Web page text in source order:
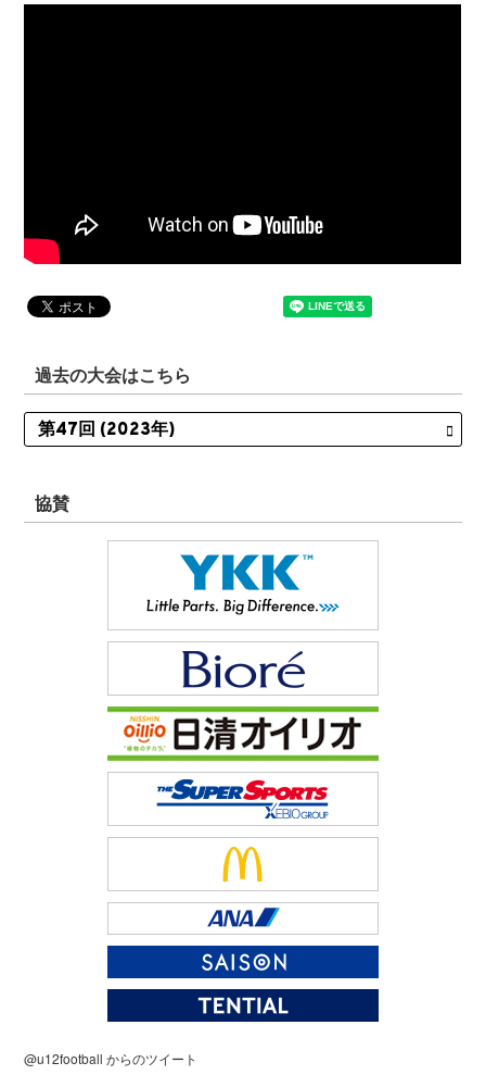
過去の大会はこちら
協賛
@u12football からのツイート